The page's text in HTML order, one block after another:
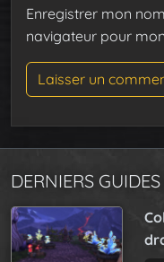
Enregistrer mon
navigateur pour
DERNIERS